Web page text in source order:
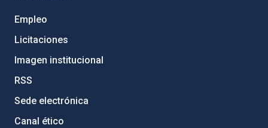
Empleo
Licitaciones
Imagen institucional
RSS
Sede electrónica
Canal ético